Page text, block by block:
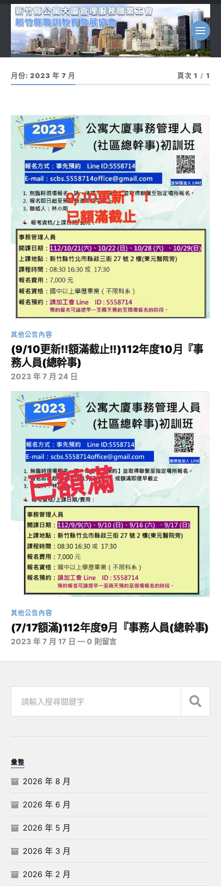
月份:2023 年 7 月 頁次 1 / 1
其他公告內容
(9/10更新!!額滿截止!!)112年度10月『事
務人員(總幹事)
2023 年 7 月 24 日
其他公告內容
(7/17額滿)112年度9月『事務人員(總幹事)
2023 年 7 月 17 日 —0 則留言
彙整
2026 年 8 月
2026 年 6 月
2026 年 5 月
2026 年 3 月
2026 年 2 月